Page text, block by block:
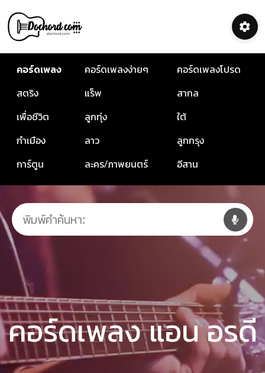
คอร์ดเพลง คอร์ดเพลงง่ายๆ
คอร์ดเพลงโปรด
สตริง
แร็พ
สากล
เพื่อชีวิต
ลูกทุ่ง
ใต้
กำเมือง
ลาว
ลูกกรุง
การ์ตูน
ละคร/ภาพยนตร์ อีสาน
คอร์ดเพลง แอน อรดี